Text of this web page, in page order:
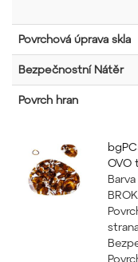
Povrchová úprava skla
Bezpečnostní Nátěr
Povrch hran
OVO